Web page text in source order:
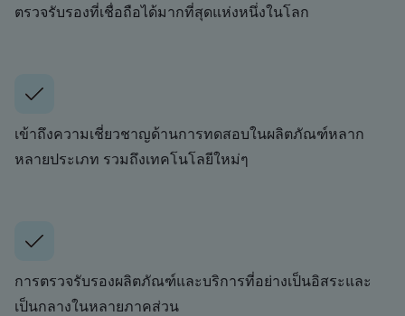
ตรวจรับรองที่เชื่อถือได้มากที่สุดแห่งหนึ่งในโลก
เข้าถึงความเชี่ยวชาญด้านการทดสอบในผลิตภัณฑ์หลาก
หลายประเภท รวมถึงเทคโนโลยีใหม่ๆ
การตรวจรับรองผลิตภัณฑ์และบริการที่อย่างเป็นอิสระและ
เป็นกลางในหลายภาคส่วน